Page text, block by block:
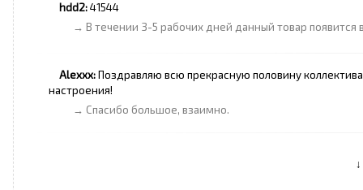
hdd2:41544
→ В течении 3-5 рабочих дней данный товар появится
Alexxx:Поздравляю всю прекрасную половину
настроения!
→ Спасибо большое, взаимно.
↓